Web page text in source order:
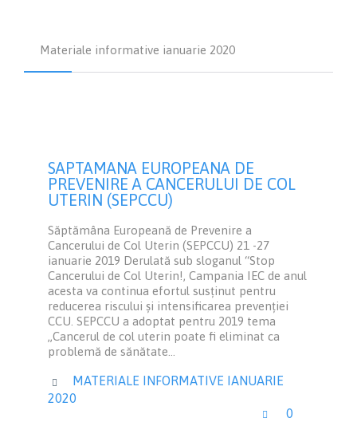
Materiale informative ianuarie 2020
SAPTAMANA EUROPEANA DE
PREVENIRE A CANCERULUI DE COL
UTERIN (SEPCCU)
Săptămâna Europeană de Prevenire a
Cancerului de Col Uterin (SEPCCU) 21 -27
ianuarie 2019 Derulată sub sloganul “Stop
Cancerului de Col Uterin!, Campania IEC de anul
acesta va continua efortul susținut pentru
reducerea riscului și intensificarea prevenției
CCU. SEPCCU a adoptat pentru 2019 tema
„Cancerul de col uterin poate fi eliminat ca
problemă de sănătate…
 CATEGORY
MATERIALE INFORMATIVE IANUARIE
2020
 LOVE
0